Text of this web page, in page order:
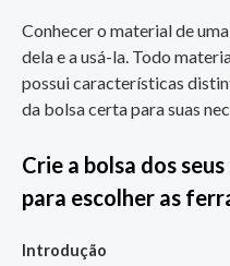
Conhecer o material de
dela e a usá-la. Todo
possui características
da bolsa certa para suas
Crie a bolsa dos
para escolher as
Introdução